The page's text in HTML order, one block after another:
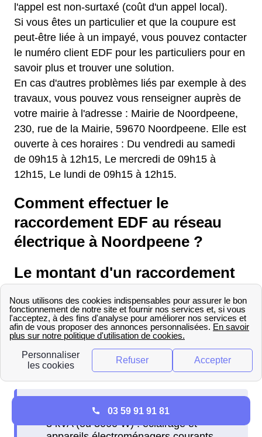
l'appel est non-surtaxé (coût d'un appel local).
Si vous êtes un particulier et que la coupure est
peut-être liée à un impayé, vous pouvez contacter
le numéro client EDF pour les particuliers pour en
savoir plus et trouver une solution.
En cas d'autres problèmes liés par exemple à des
travaux, vous pouvez vous renseigner auprès de
votre mairie à l'adresse : Mairie de Noordpeene,
230, rue de la Mairie, 59670 Noordpeene. Elle est
ouverte à ces horaires : Du vendredi au samedi
de 09h15 à 12h15, Le mercredi de 09h15 à
12h15, Le lundi de 09h15 à 12h15.
Comment effectuer le
raccordement EDF au réseau
électrique à Noordpeene ?
Le montant d'un raccordement
Pour connaître le prix d’un raccordement EDF à
Noordpeene (59 670), les Noordpéenoises et
Noordpéenois doivent d’abord faire une
estimation de sa consommation.
03 59 91 91 81